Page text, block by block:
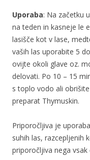
Uporaba: Na začetku
na teden in kasneje le
lasišče kot v lase,
vaših las uporabite 5
ovijte okoli glave oz.
delovati. Po 10 – 15
s toplo vodo ali
preparat Thymuskin.
Priporočljiva je
suhih las, razcepljenih
priporočljiva nega